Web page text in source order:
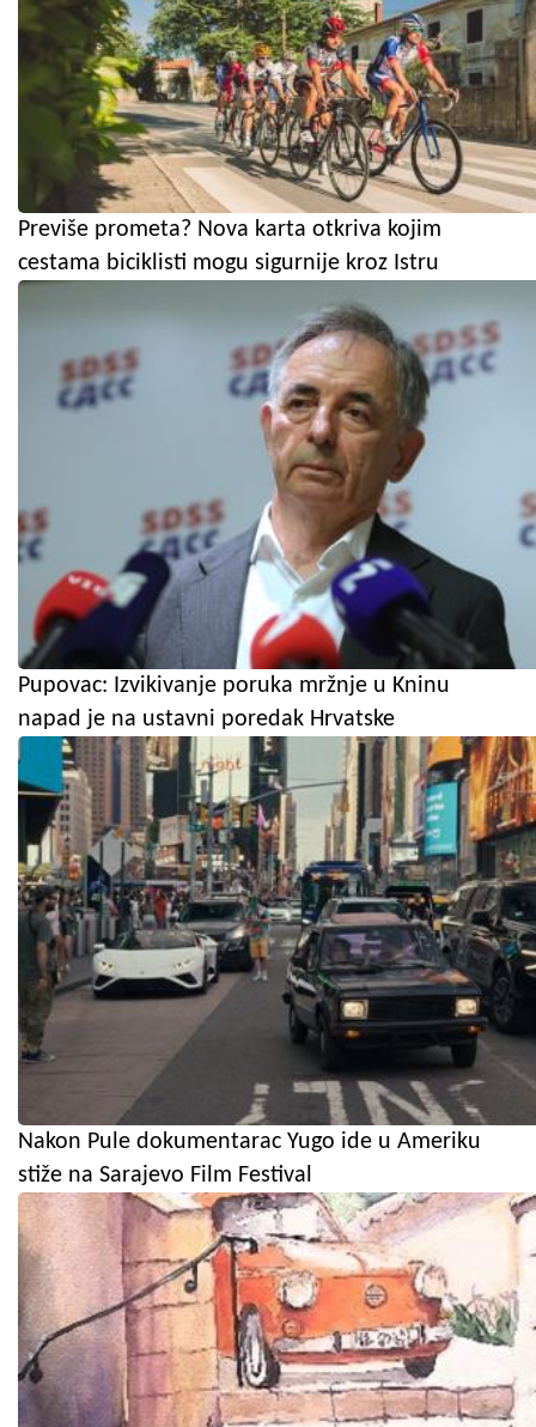
Previše prometa? Nova karta otkriva kojim
cestama biciklisti mogu sigurnije kroz Istru
Pupovac: Izvikivanje poruka mržnje u Kninu
napad je na ustavni poredak Hrvatske
Nakon Pule dokumentarac Yugo ide u Ameriku
stiže na Sarajevo Film Festival